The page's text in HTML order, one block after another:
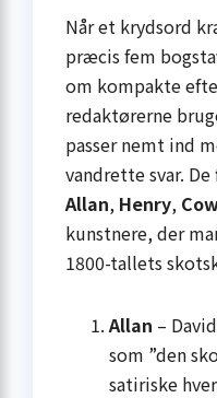
Når et krydsord
præcis fem
om kompakte
redaktørerne
passer nemt ind
vandrette svar.
Allan, Henry,
kunstnere, der
1800-tallets
Allan –
som ”den
satiriske